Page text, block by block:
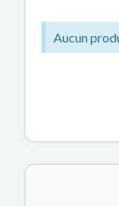
Aucun